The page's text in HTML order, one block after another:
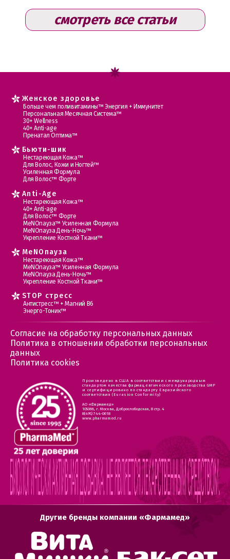
смотреть все статьи
Женское здоровье
Больше чем поливитамины™ Энергия + Иммунитет
Персональная Месячная Система™
30+ Wellness
40+ Anti-age
Пренатал Оптима™
Бьюти-шик
Нестареющая Кожа™
Для Волос, Кожи и Ногтей™
Усиленная Формула
Для Волос™ Форте
Anti-Age
Нестареющая Кожа™
40+ Anti-age
Для Волос™ Форте
МеNOпауза™ Усиленная Формула
МеNOпауза День-Ночь™
Укрепление Костной Ткани™
MеNOпауза
Нестареющая Кожа™
МеNOпауза™ Усиленная Формула
МеNOпауза День-Ночь™
Укрепление Костной Ткани™
STOP стресс
Антистресс™ + Магний В6
Энерго-Тоник™
Согласие на обработку персональных данных
Политика в отношении обработки персональных
данных
Политика cookies
Произведено в США в соответствии с международным
стандартом качества фармацевтического производства GMP
и сертифицировано по стандарту Евразийского
соответствия (Eurasion Conformity)
АО «Фармамед»
105066, г. Москва, Доброслободская, 8 стр. 4
8(495) 744-0618
www.pharmamed.ru
Другие бренды компании «Фармамед»